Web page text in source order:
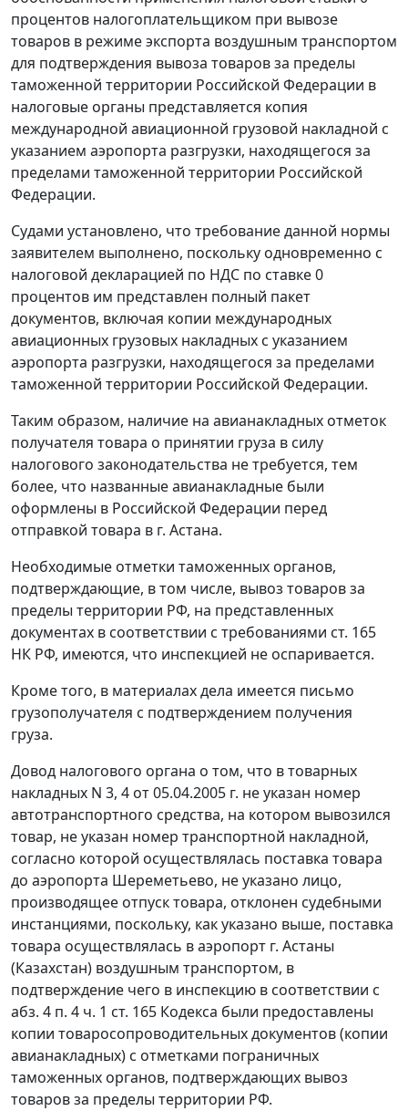
процентов налогоплательщиком при вывозе
товаров в режиме экспорта воздушным транспортом
для подтверждения вывоза товаров за пределы
таможенной территории Российской Федерации в
налоговые органы представляется копия
международной авиационной грузовой накладной с
указанием аэропорта разгрузки, находящегося за
пределами таможенной территории Российской
Федерации.
Судами установлено, что требование данной нормы
заявителем выполнено, поскольку одновременно с
налоговой декларацией по НДС по ставке 0
процентов им представлен полный пакет
документов, включая копии международных
авиационных грузовых накладных с указанием
аэропорта разгрузки, находящегося за пределами
таможенной территории Российской Федерации.
Таким образом, наличие на авианакладных отметок
получателя товара о принятии груза в силу
налогового законодательства не требуется, тем
более, что названные авианакладные были
оформлены в Российской Федерации перед
отправкой товара в г. Астана.
Необходимые отметки таможенных органов,
подтверждающие, в том числе, вывоз товаров за
пределы территории РФ, на представленных
документах в соответствии с требованиями ст. 165
НК РФ, имеются, что инспекцией не оспаривается.
Кроме того, в материалах дела имеется письмо
грузополучателя с подтверждением получения
груза.
Довод налогового органа о том, что в товарных
накладных N 3, 4 от 05.04.2005 г. не указан номер
автотранспортного средства, на котором вывозился
товар, не указан номер транспортной накладной,
согласно которой осуществлялась поставка товара
до аэропорта Шереметьево, не указано лицо,
производящее отпуск товара, отклонен судебными
инстанциями, поскольку, как указано выше, поставка
товара осуществлялась в аэропорт г. Астаны
(Казахстан) воздушным транспортом, в
подтверждение чего в инспекцию в соответствии с
абз. 4 п. 4 ч. 1 ст. 165 Кодекса были предоставлены
копии товаросопроводительных документов (копии
авианакладных) с отметками пограничных
таможенных органов, подтверждающих вывоз
товаров за пределы территории РФ.